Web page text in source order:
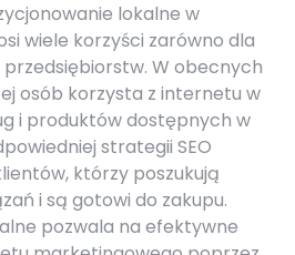
lokalne w
wiele korzyści zarówno dla
przedsiębiorstw. W obecnych
osób korzysta z internetu w
i produktów dostępnych w
strategii SEO
którzy poszukują
i są gotowi do zakupu.
pozwala na efektywne